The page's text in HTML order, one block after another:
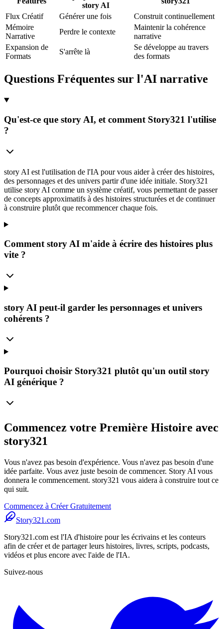
story AI
Flux Créatif
Générer une fois
Construit continuellement
Mémoire
Narrative
Perdre le contexte
Maintenir la cohérence
narrative
Expansion de
Formats
S'arrête là
Se développe au travers
des formats
Questions Fréquentes sur l'AI narrative
Qu'est-ce que story AI, et comment Story321 l'utilise
?
story AI est l'utilisation de l'IA pour vous aider à créer des histoires,
des personnages et des univers partir d'une idée initiale. Story321
utilise story AI comme un système créatif, vous permettant de passer
de concepts approximatifs à des histoires structurées et de continuer
à construire plutôt que recommencer chaque fois.
Comment story AI m'aide à écrire des histoires plus
vite ?
story AI peut-il garder les personnages et univers
cohérents ?
Pourquoi choisir Story321 plutôt qu'un outil story
AI générique ?
Commencez votre Première Histoire avec
story321
Vous n'avez pas besoin d'expérience. Vous n'avez pas besoin d'une
idée parfaite. Vous avez juste besoin de commencer. Story AI vous
donnera le commencement. story321 vous aidera à construire tout ce
qui suit.
Commencez à Créer Gratuitement
Story321.com
Story321.com est l'IA d'histoire pour les écrivains et les conteurs
afin de créer et de partager leurs histoires, livres, scripts, podcasts,
vidéos et plus encore avec l'aide de l'IA.
Suivez-nous